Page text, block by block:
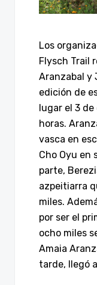
Los
Flysch Trail
Aranzabal y
edición de
lugar el 3
horas.
vasca en
Cho Oyu en
parte,
azpeitiarra
miles.
por ser el
ocho miles
Amaia
tarde, llegó